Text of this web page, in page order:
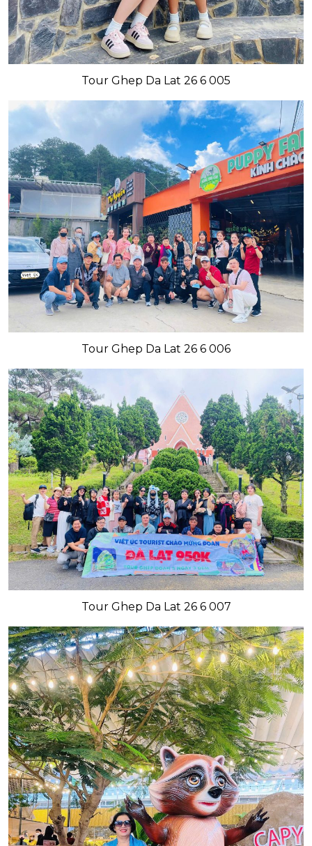
Tour Ghep Da Lat 26 6 005
Tour Ghep Da Lat 26 6 006
Tour Ghep Da Lat 26 6 007